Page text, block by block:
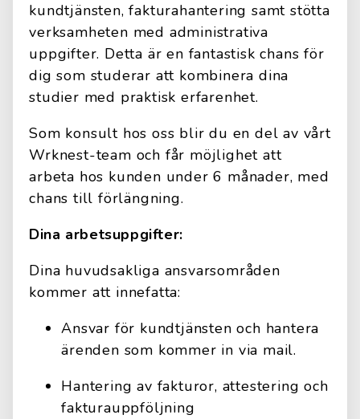
kundtjänsten, fakturahantering samt stötta
verksamheten med administrativa
uppgifter. Detta är en fantastisk chans för
dig som studerar att kombinera dina
studier med praktisk erfarenhet.
Som konsult hos oss blir du en del av vårt
Wrknest-team och får möjlighet att
arbeta hos kunden under 6 månader, med
chans till förlängning.
Dina arbetsuppgifter:
Dina huvudsakliga ansvarsområden
kommer att innefatta:
Ansvar för kundtjänsten och hantera
ärenden som kommer in via mail.
Hantering av fakturor, attestering och
fakturauppföljning